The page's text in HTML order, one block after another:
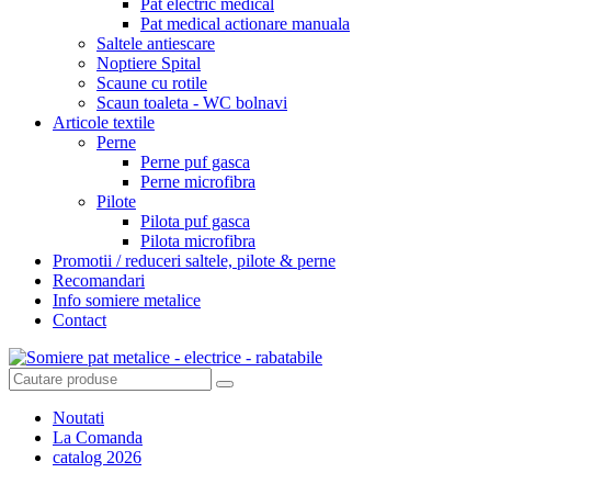
Pat electric medical
Pat medical actionare manuala
Saltele antiescare
Noptiere Spital
Scaune cu rotile
Scaun toaleta - WC bolnavi
Articole textile
Perne
Perne puf gasca
Perne microfibra
Pilote
Pilota puf gasca
Pilota microfibra
Promotii / reduceri saltele, pilote & perne
Recomandari
Info somiere metalice
Contact
Noutati
La Comanda
catalog 2026